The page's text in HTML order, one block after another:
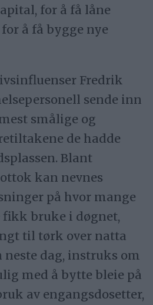
for å få låne
å få bygge nye
Fredrik
sende inn
smålige og
de hadde
Blant
kan nevnes
på hvor mange
fikk bruke i døgnet,
til tørk over natta
dag, instruks om
med å bytte bleie på
av engangsdosetter,